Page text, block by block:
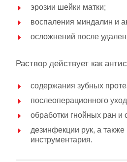
эрозии шейки матки;
воспаления миндалин и
осложнений после
Раствор действует как
содержания зубных
послеоперационного
обработки гнойных ран и
дезинфекции рук, а
инструментария.